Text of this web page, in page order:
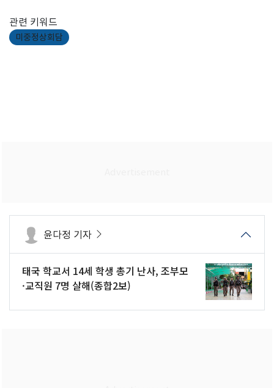
관련 키워드
미중정상회담
윤다정 기자
태국 학교서 14세 학생 총기 난사, 조부모
·교직원 7명 살해(종합2보)